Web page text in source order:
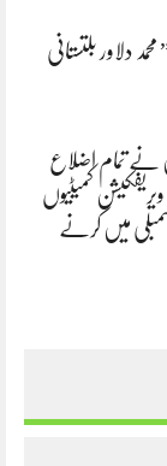
دلاور بلتستانی
نے تمام اضلاع
کمیٹیوں
میں کرنے